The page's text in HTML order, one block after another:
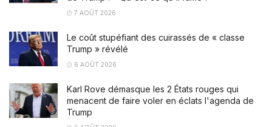
7 AOÛT 2026
Le coût stupéfiant des cuirassés de « classe
Trump » révélé
6 AOÛT 2026
Karl Rove démasque les 2 États rouges qui
menacent de faire voler en éclats l'agenda de
Trump